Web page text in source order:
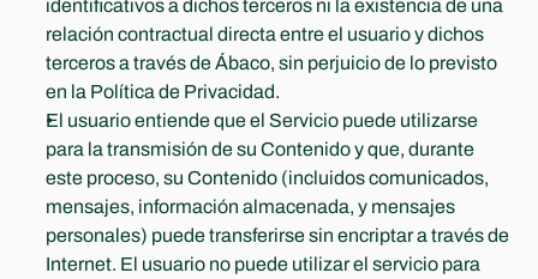
identificativos a dichos terceros ni la existencia de una
relación contractual directa entre el usuario y dichos
terceros a través de Ábaco, sin perjuicio de lo previsto
en la Política de Privacidad.
El usuario entiende que el Servicio puede utilizarse
para la transmisión de su Contenido y que, durante
este proceso, su Contenido (incluidos comunicados,
mensajes, información almacenada, y mensajes
personales) puede transferirse sin encriptar a través de
Internet. El usuario no puede utilizar el servicio para